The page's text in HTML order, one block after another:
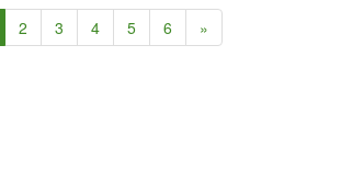
(current)
2 3 4 5 6 »